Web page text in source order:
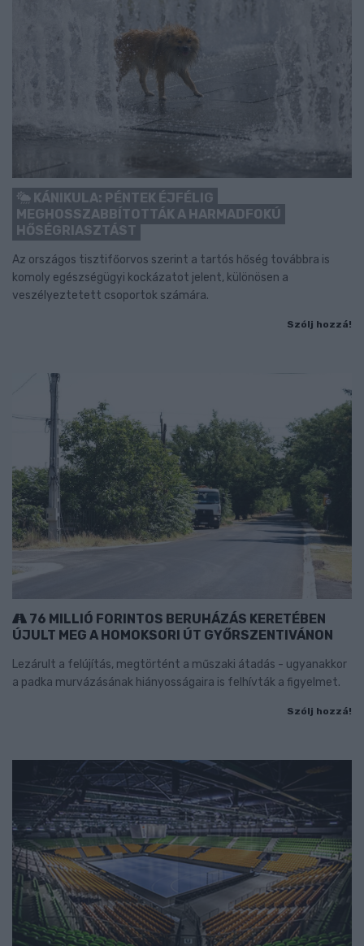
KÁNIKULA: PÉNTEK ÉJFÉLIG
MEGHOSSZABBÍTOTTÁK A HARMADFOKÚ
HŐSÉGRIASZTÁST
Az országos tisztifőorvos szerint a tartós hőség továbbra is
komoly egészségügyi kockázatot jelent, különösen a
veszélyeztetett csoportok számára.
Szólj hozzá!
76 MILLIÓ FORINTOS BERUHÁZÁS KERETÉBEN
ÚJULT MEG A HOMOKSORI ÚT GYŐRSZENTIVÁNON
Lezárult a felújítás, megtörtént a műszaki átadás - ugyanakkor
a padka murvázásának hiányosságaira is felhívták a figyelmet.
Szólj hozzá!